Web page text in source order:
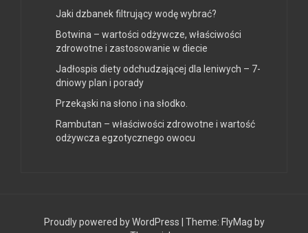
Jaki dzbanek filtrujący wodę wybrać?
Botwina – wartości odżywcze, właściwości
zdrowotne i zastosowanie w diecie
Jadłospis diety odchudzającej dla leniwych – 7-
dniowy plan i porady
Przekąski na słono i na słodko.
Rambutan – właściwości zdrowotne i wartość
odżywcza egzotycznego owocu
Proudly powered by WordPress Theme: FlyMag by